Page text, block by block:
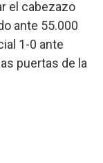
el cabezazo
ante 55.000
1-0 ante
puertas de la